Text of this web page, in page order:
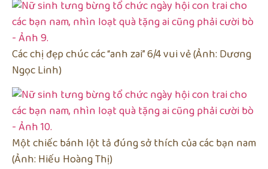
Các chị đẹp chúc các “anh zai” 6/4 vui vẻ (Ảnh: Dương
Ngọc Linh)
Một chiếc bánh lột tả đúng sở thích của các bạn nam
(Ảnh: Hiếu Hoàng Thị)